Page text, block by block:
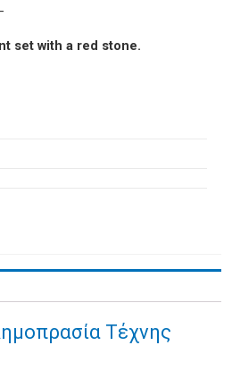
set with a red stone.
Τέχνης